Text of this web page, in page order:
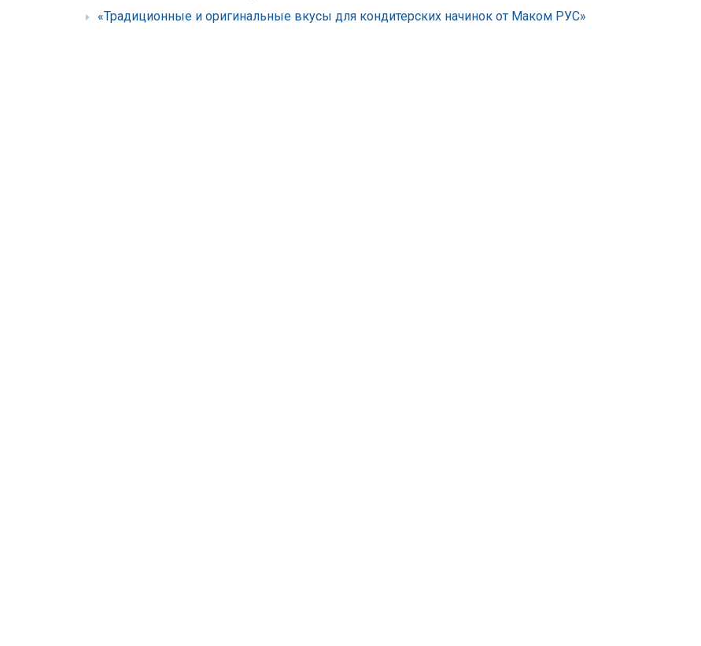
«Традиционные и оригинальные вкусы для кондитерских начинок от Маком РУС»